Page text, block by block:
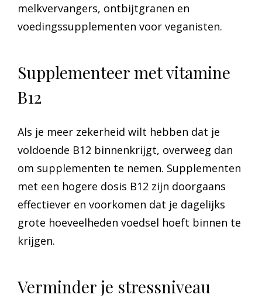
melkvervangers, ontbijtgranen en
voedingssupplementen voor veganisten.
Supplementeer met vitamine
B12
Als je meer zekerheid wilt hebben dat je
voldoende B12 binnenkrijgt, overweeg dan
om supplementen te nemen. Supplementen
met een hogere dosis B12 zijn doorgaans
effectiever en voorkomen dat je dagelijks
grote hoeveelheden voedsel hoeft binnen te
krijgen.
Verminder je stressniveau